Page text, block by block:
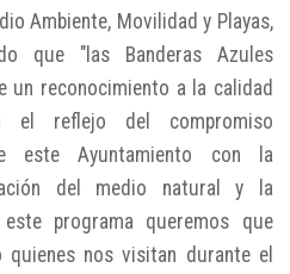
Ambiente, Movilidad y Playas,
que "las Banderas Azules
un reconocimiento a la calidad
el reflejo del compromiso
este Ayuntamiento con la
del medio natural y la
programa queremos que
nos visitan durante el